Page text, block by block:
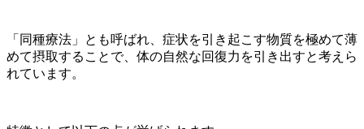
「同種療法」とも呼ばれ、症状を引き起こす物質を極めて薄
めて摂取することで、体の自然な回復力を引き出すと考えら
れています。